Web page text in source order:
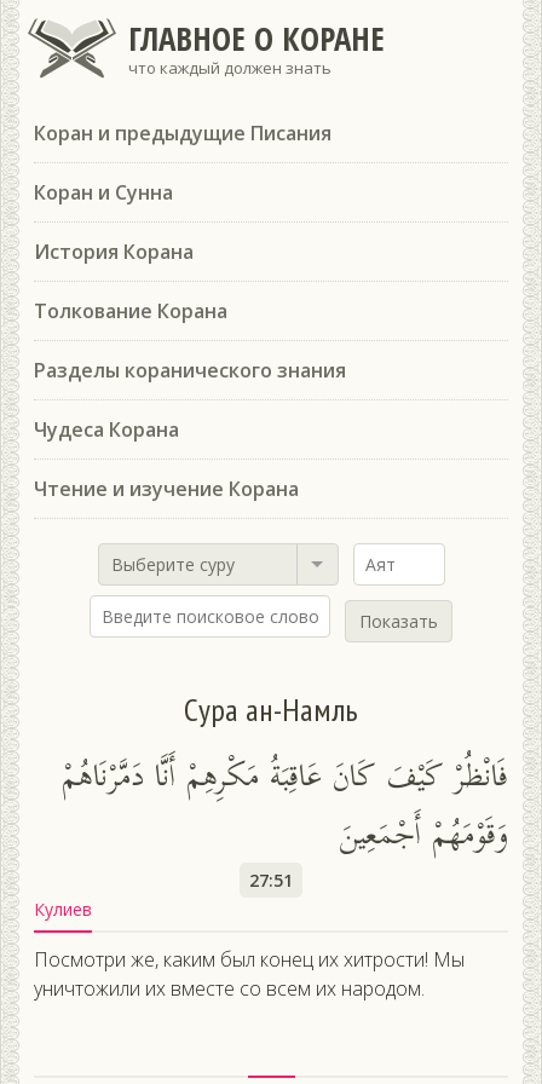
ГЛАВНОЕ О КОРАНЕ
что каждый должен знать
Коран и предыдущие Писания
Коран и Сунна
История Корана
Толкование Корана
Разделы коранического знания
Чудеса Корана
Чтение и изучение Корана
Выберите суру
Показать
Сура ан-Намль
فَانْظُرْ كَيْفَ كَانَ عَاقِبَةُ مَكْرِهِمْ أَنَّا دَمَّرْنَاهُمْ
وَقَوْمَهُمْ أَجْمَعِينَ
27:51
Кулиев
Посмотри же, каким был конец их хитрости! Мы
уничтожили их вместе со всем их народом.